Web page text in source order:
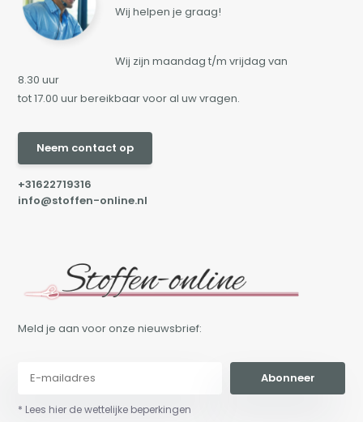
Wij helpen je graag!
Wij zijn maandag t/m vrijdag van
8.30 uur
tot 17.00 uur bereikbaar voor al uw vragen.
Neem contact op
+31622719316
info@stoffen-online.nl
Meld je aan voor onze nieuwsbrief:
Abonneer
* Lees hier de wettelijke beperkingen